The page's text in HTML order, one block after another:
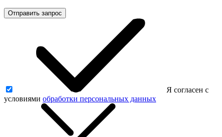
Отправить запрос
Я согласен с
условиями обработки персональных данных